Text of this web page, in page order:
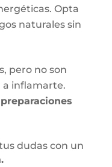
Opta
naturales sin
pero no son
a inflamarte.
dudas con un